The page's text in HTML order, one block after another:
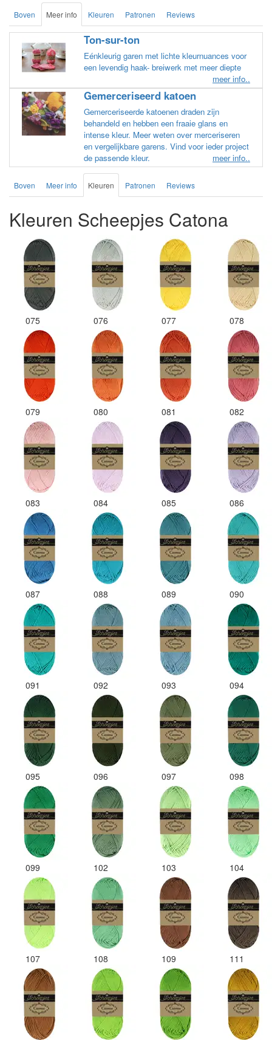
nu zelf
maar
vind ik erg
moet ik
sticker
deze shop
de viltwol.
Boven Meer info Kleuren Patronen Reviews
Ton-sur-ton
Eénkleurig garen met lichte kleurnuances voor
een levendig haak- breiwerk met meer diepte
meer info..
Gemerceriseerd katoen
Gemerceriseerde katoenen draden zijn
behandeld en hebben een fraaie glans en
intense kleur. Meer weten over merceriseren
en vergelijkbare garens. Vind voor ieder project
de passende kleur.
meer info..
Boven Meer info Kleuren Patronen Reviews
Kleuren Scheepjes Catona
075 076 077 078
079 080 081 082
083 084 085 086
087 088 089 090
091 092 093 094
095 096 097 098
099 102 103 104
107 108 109 111